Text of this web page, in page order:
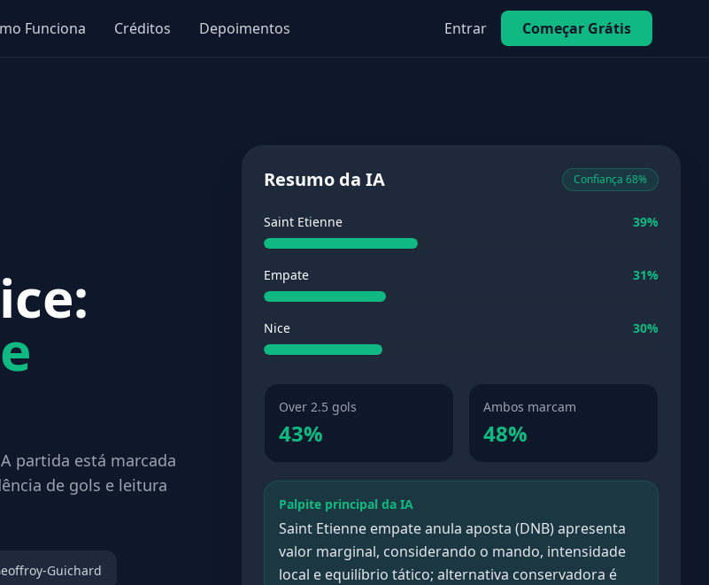
Funciona Créditos Depoimentos Entrar Começar Grátis
partida está marcada
de gols e leitura
Guichard
Resumo da IA Confiança 68%
Saint Etienne 39%
Empate 31%
Nice 30%
Over 2.5 gols
43%
Ambos marcam
48%
Palpite principal da IA
Saint Etienne empate anula aposta (DNB) apresenta
valor marginal, considerando o mando, intensidade
local e equilíbrio tático; alternativa conservadora é